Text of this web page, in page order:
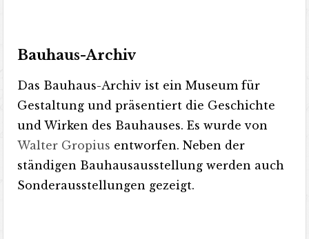
Bauhaus-Archiv
Das Bauhaus-Archiv ist ein Museum für
Gestaltung und präsentiert die Geschichte
und Wirken des Bauhauses. Es wurde von
Walter Gropius entworfen. Neben der
ständigen Bauhausausstellung werden auch
Sonderausstellungen gezeigt.